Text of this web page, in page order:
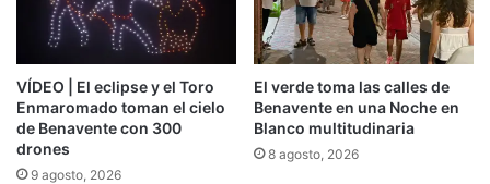
VÍDEO | El eclipse y el Toro
Enmaromado toman el cielo
de Benavente con 300
drones
9 agosto, 2026
El verde toma las calles de
Benavente en una Noche en
Blanco multitudinaria
8 agosto, 2026